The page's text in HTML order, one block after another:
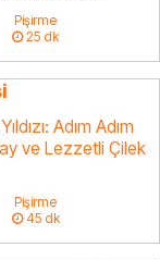
Pişirme
25 dk
Adım Adım
ve Lezzetli Çilek
Pişirme
45 dk